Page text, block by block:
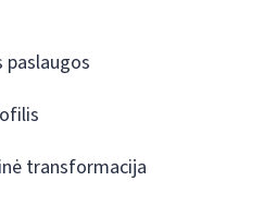
transformacija